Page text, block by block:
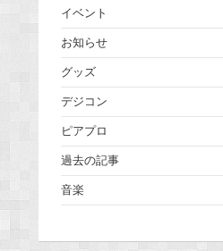
イベント
お知らせ
グッズ
デジコン
ピアプロ
過去の記事
音楽